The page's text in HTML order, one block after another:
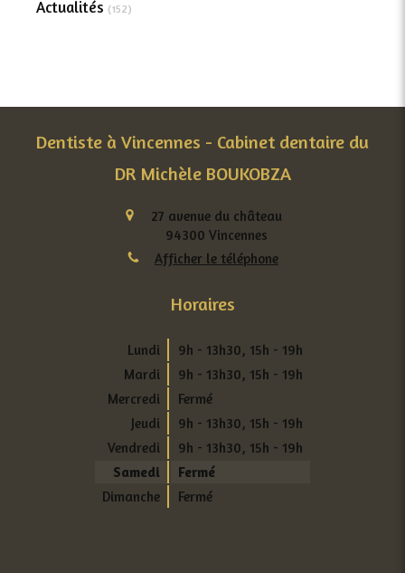
Actualités (152)
Dentiste à Vincennes - Cabinet dentaire du
DR Michèle BOUKOBZA
27 avenue du château
94300 Vincennes
Afficher le téléphone
Horaires
Lundi 9h - 13h30, 15h - 19h
Mardi
9h - 13h30, 15h - 19h
Mercredi
Fermé
Jeudi
9h - 13h30, 15h - 19h
Vendredi
9h - 13h30, 15h - 19h
Samedi
Fermé
Dimanche
Fermé